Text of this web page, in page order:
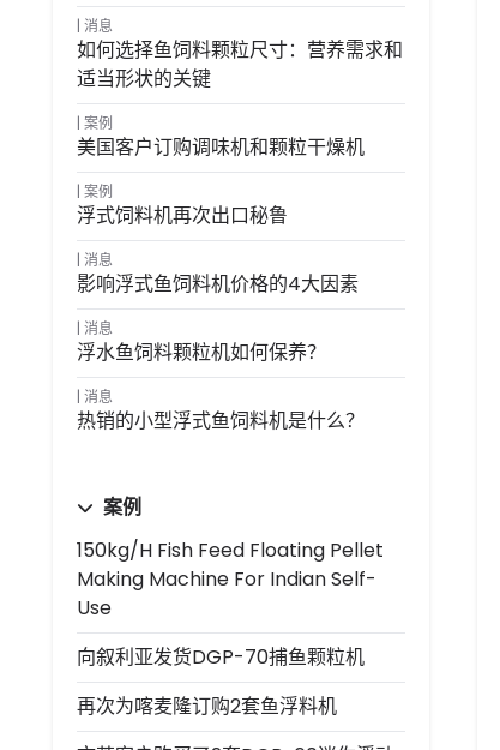
消息
如何选择鱼饲料颗粒尺寸：营养需求和
适当形状的关键
案例
美国客户订购调味机和颗粒干燥机
案例
浮式饲料机再次出口秘鲁
消息
影响浮式鱼饲料机价格的4大因素
消息
浮水鱼饲料颗粒机如何保养？
消息
热销的小型浮式鱼饲料机是什么？
案例
150kg/h Fish Feed Floating Pellet
Making Machine For Indian Self-
Use
向叙利亚发货DGP-70捕鱼颗粒机
再次为喀麦隆订购2套鱼浮料机